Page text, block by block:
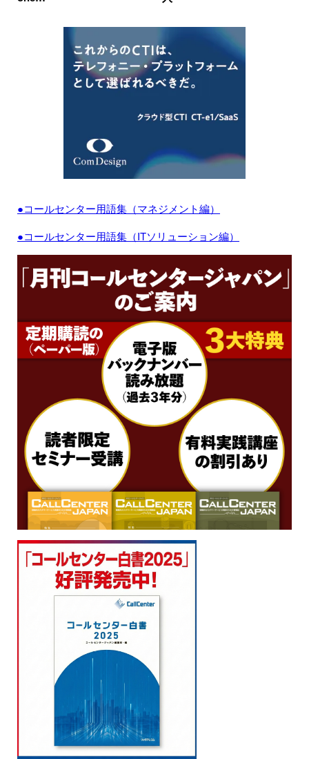
●コールセンター用語集（マネジメント編）
●コールセンター用語集（ITソリューション編）